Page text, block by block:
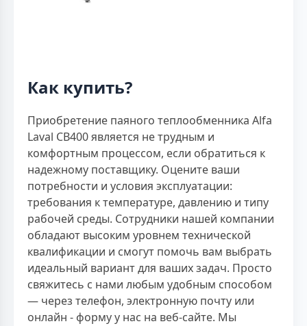
Как купить?
Приобретение паяного теплообменника Alfa
Laval CB400 является не трудным и
комфортным процессом, если обратиться к
надежному поставщику. Оцените ваши
потребности и условия эксплуатации:
требования к температуре, давлению и типу
рабочей среды. Сотрудники нашей компании
обладают высоким уровнем технической
квалификации и смогут помочь вам выбрать
идеальный вариант для ваших задач. Просто
свяжитесь с нами любым удобным способом
— через телефон, электронную почту или
онлайн - форму у нас на веб-сайте. Мы